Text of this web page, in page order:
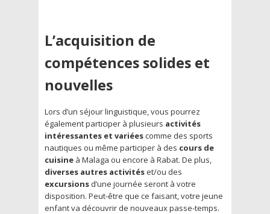
L’acquisition de
compétences solides et
nouvelles
Lors d’un séjour linguistique, vous pourrez
également participer à plusieurs activités
intéressantes et variéescomme des sports
nautiques ou même participer à des cours de
cuisine à Malaga ou encore à Rabat. De plus,
diverses autres activitéset/ou des
excursions d’une journée seront à votre
disposition. Peut-être que ce faisant, votre jeune
enfant va découvrir de nouveaux passe-temps.